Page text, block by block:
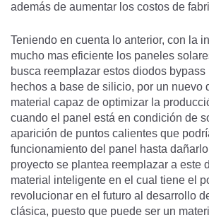
además de aumentar los costos de
Teniendo en cuenta lo anterior, con la
mucho mas eficiente los paneles
busca reemplazar estos diodos
hechos a base de silicio, por un nuevo
material capaz de optimizar la
cuando el panel está en condición de
aparición de puntos calientes que
funcionamiento del panel hasta
proyecto se plantea reemplazar a este
material inteligente en el cual tiene el
revolucionar en el futuro al desarrollo
clásica, puesto que puede ser un